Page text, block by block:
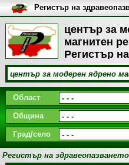
център за
магнитен
Регистър
Регистър на
медицинските
България
Област
Община
Град/село
Регистър на здравеопазването